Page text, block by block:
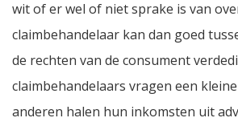
wit of er wel of niet sprake is van
claimbehandelaar kan dan goed
de rechten van de consument
claimbehandelaars vragen een
anderen halen hun inkomsten uit